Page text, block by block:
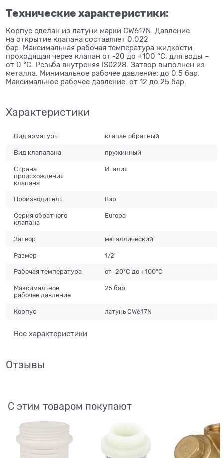
Технические характеристики:
Корпус сделан из латуни марки CW617N. Давление
на открытие клапана составляет 0,022
бар. Максимальная рабочая температура жидкости
проходящая через клапан от -20 до +100 °C, для воды –
от 0 °C. Резьба внутреняя ISO228. Затвор выполнен из
металла. Минимальное рабочее давление: до 0,5 бар.
Максимальное рабочее давление: от 12 до 25 бар.
Характеристики
Вид арматуры клапан обратный
Вид клапапана пружинный
Страна
происхождения
клапана
Италия
Производитель Itap
Серия обратного
клапана
Europa
Затвор металлический
Размер 1/2"
Рабочая температура от -20°С до +100°С
Максимальное
рабочее давление
25 бар
Корпус латунь CW617N
Все характеристики
Отзывы
С этим товаром покупают